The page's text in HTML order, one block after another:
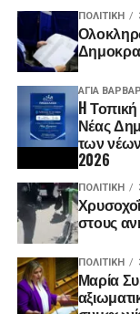
ΠΟΛΙΤΙΚΉ
ΑΓΙΑ
H
Νέας
των
2026
ΠΟΛΙΤΙΚΉ
στους
ΠΟΛΙΤΙΚΉ
Μαρία